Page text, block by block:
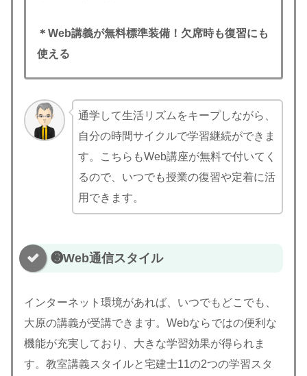
＊Web講義が無料標準装備！欠席時も復習にも
使える
通学して生活リズムをキープしながら、
自分の時間サイクルで学習継続ができま
す。こちらもWeb講座が無料で付いてく
るので、いつでも授業の復習や定着に活
用できます。
❸Web通信スタイル
インターネット環境があれば、いつでもどこでも、
大原の講義が受講できます。Webならではの便利な
機能が充実しており、大きな学習効果が得られま
す。教室講義スタイルと宅建士11の2つの学習スタ